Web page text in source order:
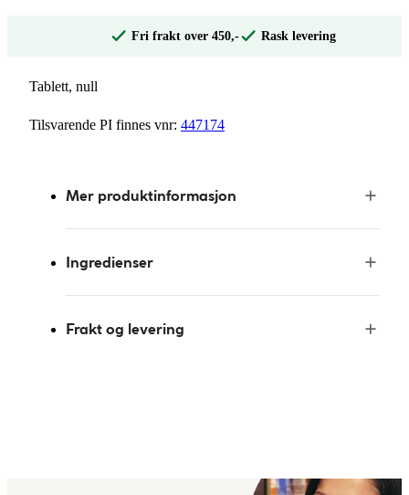
Fri frakt over 450,- Rask levering
Tablett, null
Tilsvarende PI finnes vnr: 447174
Mer produktinformasjon
Ingredienser
Frakt og levering